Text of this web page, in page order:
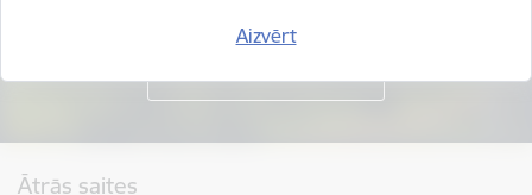
Aizvērt
Ātrās saites